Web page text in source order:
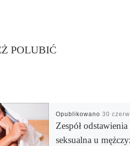
POLUBIĆ
Opublikowano 30
Zespół
seksualna u